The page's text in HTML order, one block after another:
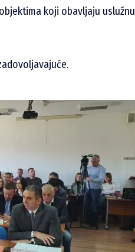
koji obavljaju uslužnu